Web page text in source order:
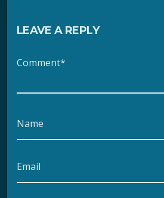
LEAVE A REPLY
Comment*
Name
Email